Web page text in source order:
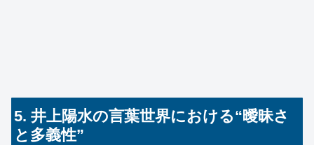
5. 井上陽水の言葉世界における“曖昧さ
と多義性”